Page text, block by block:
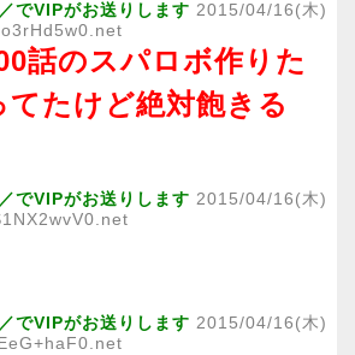
でVIPがお送りします 2015/04/16(木)
話のスパロボ作りた
てたけど絶対飽きる
でVIPがお送りします 2015/04/16(木)
でVIPがお送りします 2015/04/16(木)